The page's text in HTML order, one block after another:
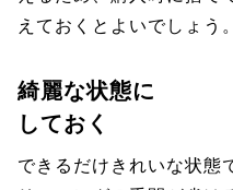
えておくとよいでしょう。
綺麗な状態に
しておく
できるだけきれいな状態